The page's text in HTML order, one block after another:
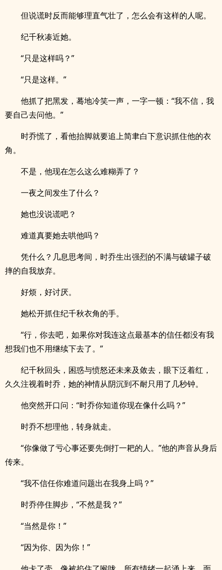
但说谎时反而能够理直气壮了，怎么会有这样的人呢。
纪千秋凑近她。
“只是这样吗？”
“只是这样。”
他抓了把黑发，蓦地冷笑一声，一字一顿：“我不信，我
要自己去问他。”
时乔慌了，看他抬脚就要追上简聿白下意识抓住他的衣
角。
不是，他现在怎么这么难糊弄了？
一夜之间发生了什么？
她也没说谎吧？
难道真要她去哄他吗？
凭什么？几息思考间，时乔生出强烈的不满与破罐子破
摔的自我放弃。
好烦，好讨厌。
她松开抓住纪千秋衣角的手。
“行，你去吧，如果你对我连这点最基本的信任都没有我
想我们也不用继续下去了。”
纪千秋回头，困惑与愤怒还未来及敛去，眼下泛着红，
久久注视着时乔，她的神情从阴沉到不耐只用了几秒钟。
他突然开口问：“时乔你知道你现在像什么吗？”
时乔不想理他，转身就走。
“你像做了亏心事还要先倒打一耙的人。”他的声音从身后
传来。
“我不信任你难道问题出在我身上吗？”
时乔停住脚步，“不然是我？”
“当然是你！”
“因为你、因为你！”